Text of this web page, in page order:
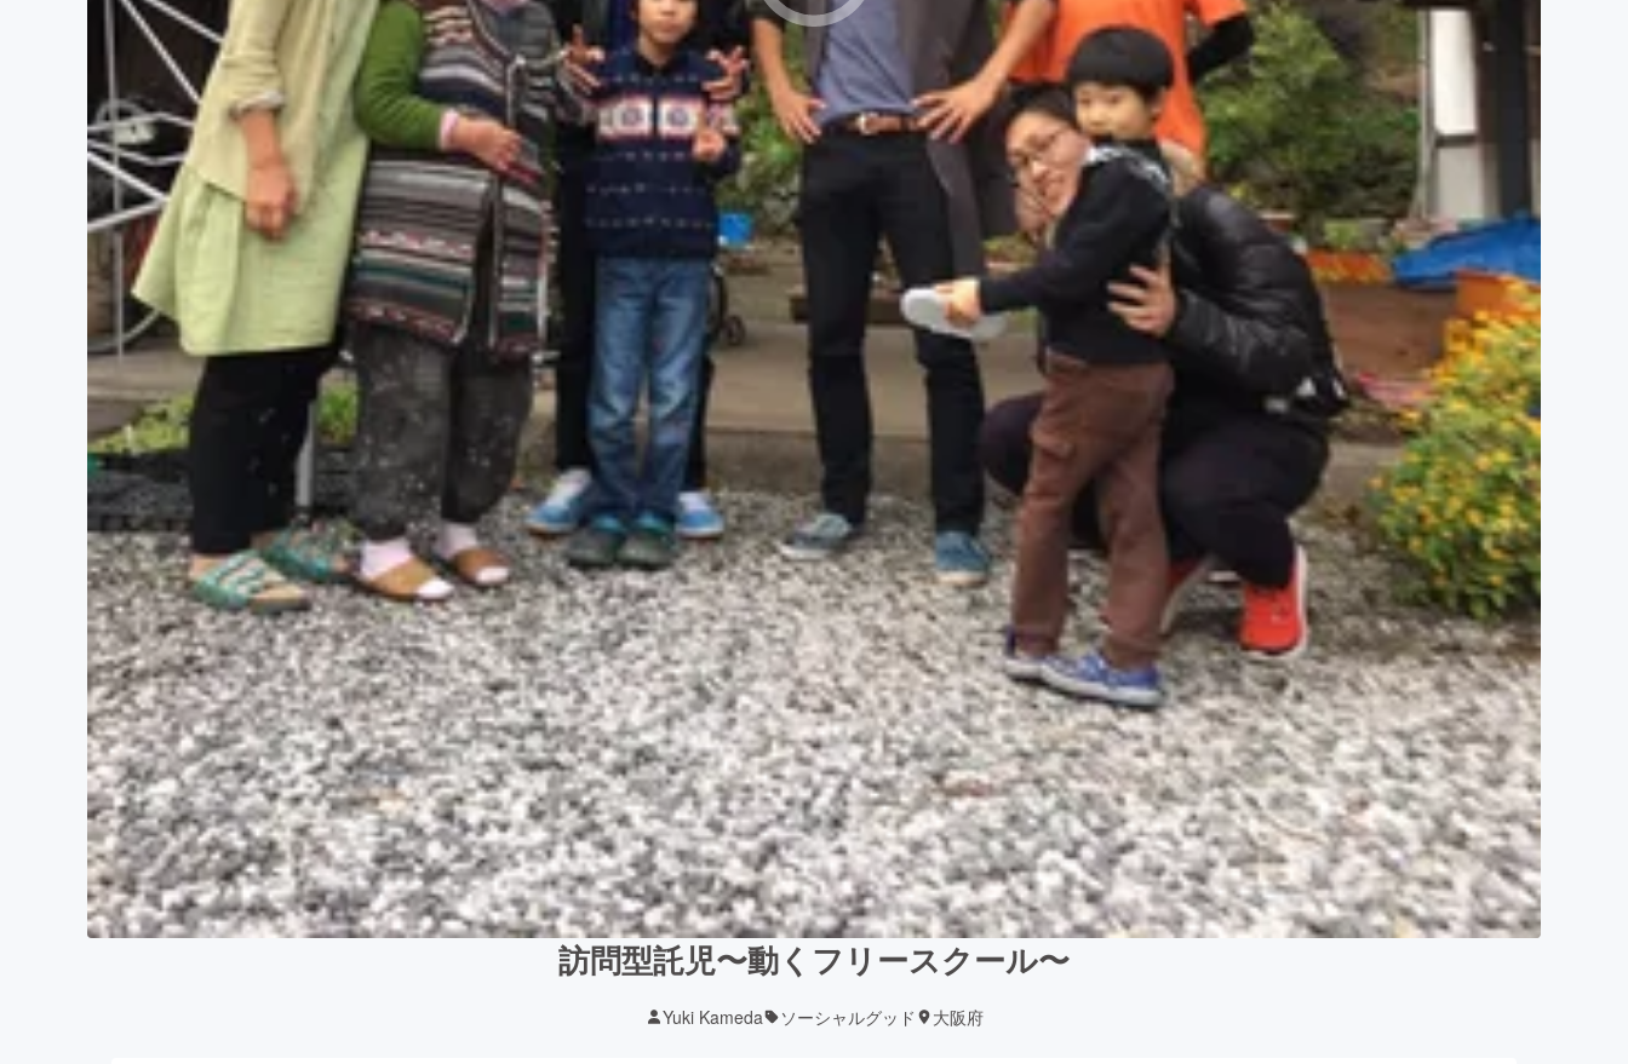
訪問型託児〜動くフリースクール〜
Yuki Kameda ソーシャルグッド 大阪府